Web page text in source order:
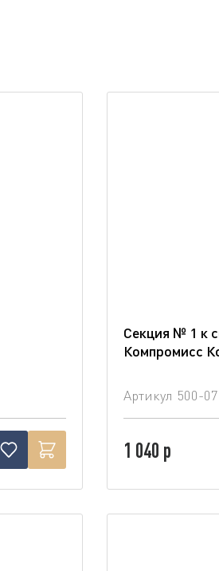
Секция № 1 к
Компромисс
Артикул 500-
1 040 р